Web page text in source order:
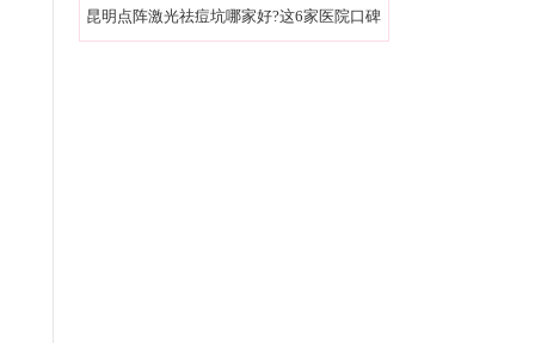
找谁一次说清
昆明点阵激光祛痘坑哪家好?这6家医院口碑